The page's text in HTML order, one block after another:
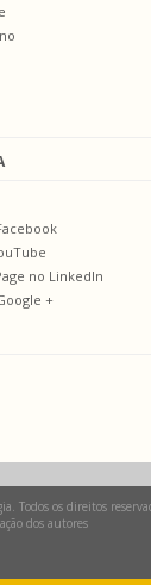
no LinkedIn
+
Todos os direitos
dos autores